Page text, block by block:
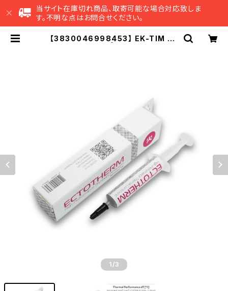
当サイト在庫切れ商品、取寄可能な場合対応致しま
す。不明な点はお問合せください。
【3830046998453】 EK-TIM Ec
1 /3